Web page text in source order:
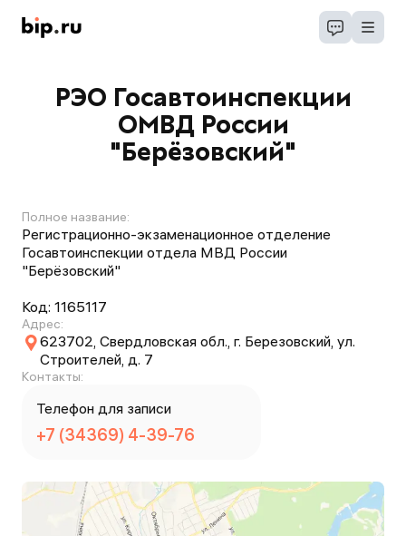
РЭО Госавтоинспекции
ОМВД России
"Берёзовский"
Полное название:
Регистрационно-экзаменационное отделение
Госавтоинспекции отдела МВД России
"Берёзовский"
Код: 1165117
Адрес:
623702, Свердловская обл., г. Березовский, ул.
Строителей, д. 7
Контакты:
Телефон для записи
+7 (34369) 4-39-76